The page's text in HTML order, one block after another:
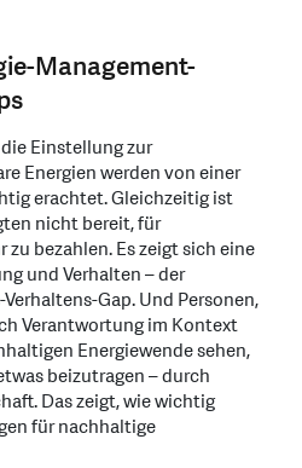
Management-
Einstellung zur
Energien werden von einer
erachtet. Gleichzeitig ist
nicht bereit, für
bezahlen. Es zeigt sich eine
und Verhalten – der
Gap. Und Personen,
Verantwortung im Kontext
Energiewende sehen,
beizutragen – durch
Das zeigt, wie wichtig
für nachhaltige